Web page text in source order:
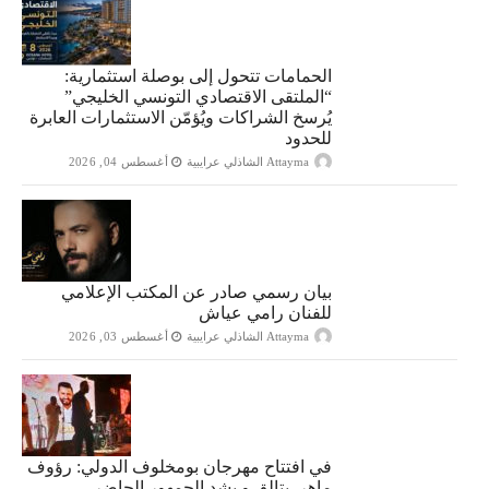
الحمامات تتحول إلى بوصلة استثمارية:
“الملتقى الاقتصادي التونسي الخليجي”
يُرسخ الشراكات ويُؤمّن الاستثمارات العابرة
للحدود
Attayma الشاذلي عرايبية أغسطس 04, 2026
بيان رسمي صادر عن المكتب الإعلامي
للفنان رامي عياش
Attayma الشاذلي عرايبية أغسطس 03, 2026
في افتتاح مهرجان بومخلوف الدولي: رؤوف